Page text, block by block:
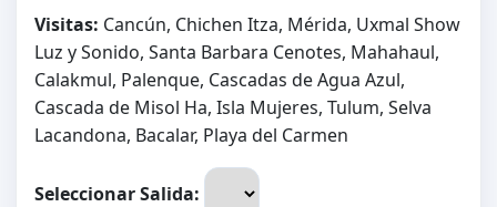
Visitas: Cancún, Chichen Itza, Mérida, Uxmal Show
Luz y Sonido, Santa Barbara Cenotes, Mahahaul,
Calakmul, Palenque, Cascadas de Agua Azul,
Cascada de Misol Ha, Isla Mujeres, Tulum, Selva
Lacandona, Bacalar, Playa del Carmen
Seleccionar Salida: